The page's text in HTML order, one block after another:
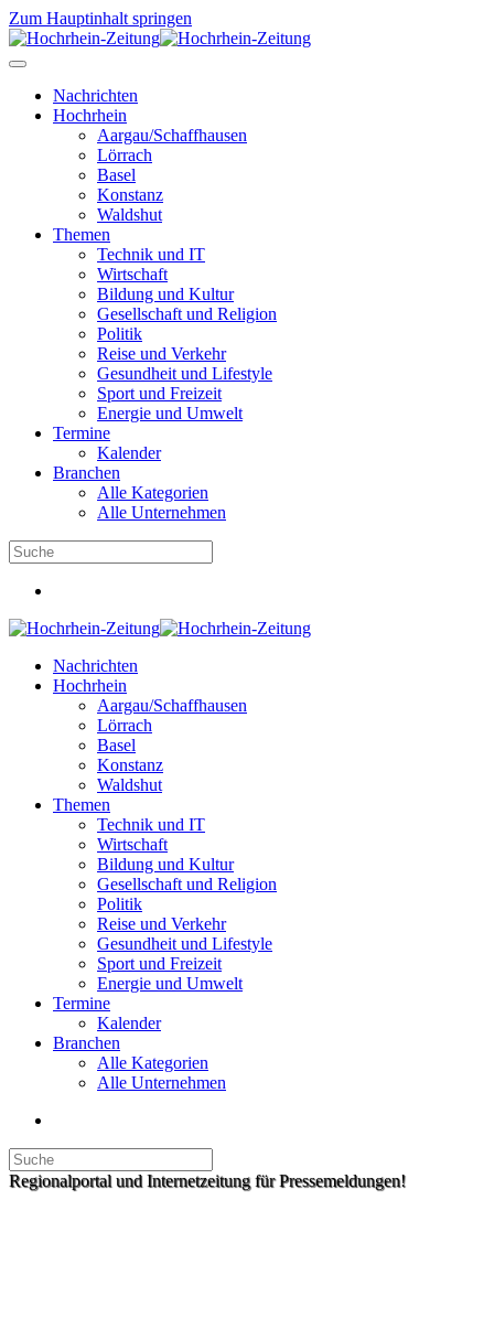
Zum Hauptinhalt springen
Nachrichten
Hochrhein
Aargau/Schaffhausen
Lörrach
Basel
Konstanz
Waldshut
Themen
Technik und IT
Wirtschaft
Bildung und Kultur
Gesellschaft und Religion
Politik
Reise und Verkehr
Gesundheit und Lifestyle
Sport und Freizeit
Energie und Umwelt
Termine
Kalender
Branchen
Alle Kategorien
Alle Unternehmen
Nachrichten
Hochrhein
Aargau/Schaffhausen
Lörrach
Basel
Konstanz
Waldshut
Themen
Technik und IT
Wirtschaft
Bildung und Kultur
Gesellschaft und Religion
Politik
Reise und Verkehr
Gesundheit und Lifestyle
Sport und Freizeit
Energie und Umwelt
Termine
Kalender
Branchen
Alle Kategorien
Alle Unternehmen
Regionalportal und Internetzeitung für Pressemeldungen!